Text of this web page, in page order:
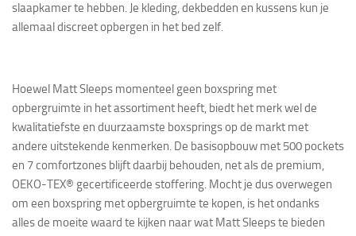
slaapkamer te hebben. Je kleding, dekbedden en kussens kun je
allemaal discreet opbergen in het bed zelf.
Hoewel Matt Sleeps momenteel geen boxspring met
opbergruimte in het assortiment heeft, biedt het merk wel de
kwalitatiefste en duurzaamste boxsprings op de markt met
andere uitstekende kenmerken. De basisopbouw met 500 pockets
en 7 comfortzones blijft daarbij behouden, net als de premium,
OEKO-TEX® gecertificeerde stoffering. Mocht je dus overwegen
om een boxspring met opbergruimte te kopen, is het ondanks
alles de moeite waard te kijken naar wat Matt Sleeps te bieden